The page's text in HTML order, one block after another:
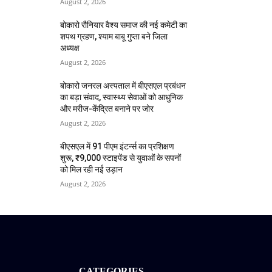
बोकारो रौनियार वैश्य समाज की नई कमेटी का
शपथ ग्रहण, श्याम बाबू गुप्ता बने जिला
अध्यक्ष
August 2, 2026
बोकारो जनरल अस्पताल में बीएसएल प्रबंधन
का बड़ा संवाद, स्वास्थ्य सेवाओं को आधुनिक
और मरीज-केंद्रित बनाने पर जोर
August 2, 2026
बीएसएल में 91 पीएम इंटर्न्स का प्रशिक्षण
शुरू, ₹9,000 स्टाइपेंड से युवाओं के सपनों
को मिल रही नई उड़ान
August 2, 2026